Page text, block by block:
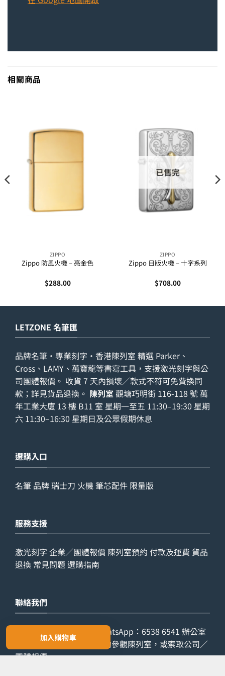
加入購物車
相關商品
ZIPPO
Zippo 防風火機 – 亮金色
$288.00
已售完
ZIPPO
Zippo 日版火機 – 十字系列
$708.00
LETZONE 名筆匯
品牌名筆・專業刻字・香港陳列室 精選 Parker、
Cross、LAMY、萬寶龍等書寫工具，支援激光刻字與公
司團體報價。 收貨 7 天內損壞／款式不符可免費換同
款；詳見貨品退換 。 陳列室 觀塘巧明街 116-118 號 萬
年工業大廈 13 樓 B11 室 星期一至五 11:30–19:30 星期
六 11:30–16:30 星期日及公眾假期休息
選購入口
名筆 品牌瑞士刀 火機 筆芯配件 限量版
服務支援
激光刻字 企業／團體報價 陳列室預約 付款及運費 貨品
退換 常見問題 選購指南
聯絡我們
WhatsApp： 6538 6541 辦公室
2861 8762 歡迎預約參觀陳列室，或索取公司／
團體報價。